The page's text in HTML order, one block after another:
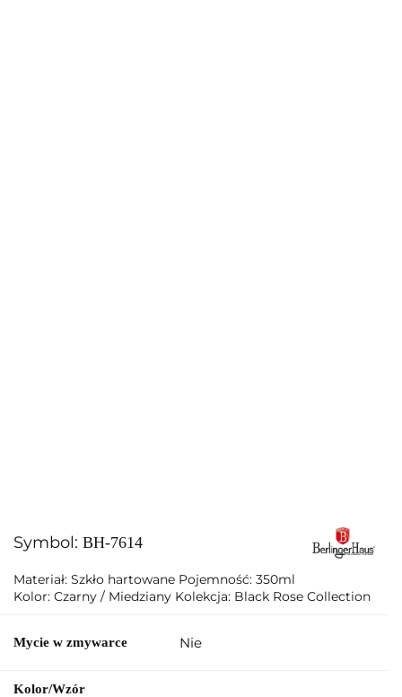
Symbol: BH-7614
Materiał: Szkło hartowane Pojemność: 350ml
Kolor: Czarny / Miedziany Kolekcja: Black Rose Collection
Mycie w zmywarce Nie
Kolor/Wzór